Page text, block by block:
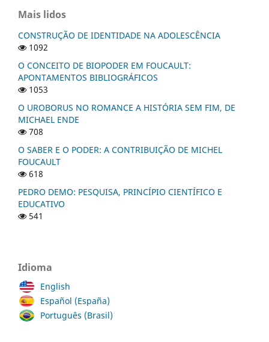
Mais lidos
CONSTRUÇÃO DE IDENTIDADE NA ADOLESCÊNCIA
1092
O CONCEITO DE BIOPODER EM FOUCAULT:
APONTAMENTOS BIBLIOGRÁFICOS
1053
O UROBORUS NO ROMANCE A HISTÓRIA SEM FIM, DE
MICHAEL ENDE
708
O SABER E O PODER: A CONTRIBUIÇÃO DE MICHEL
FOUCAULT
618
PEDRO DEMO: PESQUISA, PRINCÍPIO CIENTÍFICO E
EDUCATIVO
541
Idioma
English
Español (España)
Português (Brasil)